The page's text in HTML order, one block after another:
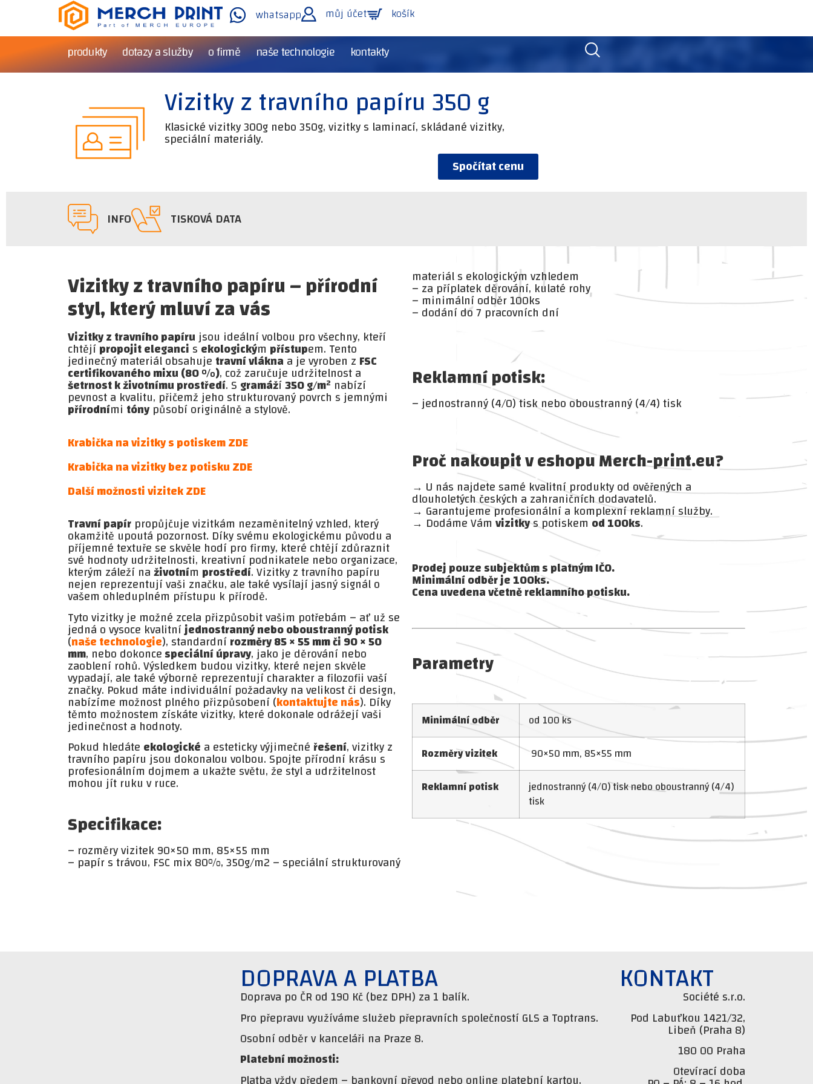
whatsapp můj účet košík
produkty dotazy a služby o firmě naše technologie kontakty
Vizitky z travního papíru 350 g
Klasické vizitky 300g nebo 350g, vizitky s laminací, skládané vizitky,
speciální materiály.
Spočítat cenu
INFO TISKOVÁ DATA
Vizitky z travního papíru – přírodní
styl, který mluví za vás
Vizitky z travního papírujsou ideální volbou pro všechny, kteří
chtějípropojit eleganci sekologickým přístupem. Tento
jedinečný materiál obsahuje travní vlákna a je vyroben z FSC
certifikovaného mixu (80 %), což zaručuje udržitelnost a
šetrnost k životnímu prostředí. S gramáží350 g/m² nabízí
pevnost a kvalitu, přičemž jeho strukturovaný povrch s jemnými
přírodními tónypůsobí originálně a stylově.
Krabička na vizitky s potiskem ZDE
Krabička na vizitky bez potisku ZDE
Další možnosti vizitek ZDE
Travní papír propůjčuje vizitkám nezaměnitelný vzhled, který
okamžitě upoutá pozornost. Díky svému ekologickému původu a
příjemné textuře se skvěle hodí pro firmy, které chtějí zdůraznit
své hodnoty udržitelnosti, kreativní podnikatele nebo organizace,
kterým záleží naživotním prostředí. Vizitky z travního papíru
nejen reprezentují vaši značku, ale také vysílají jasný signál o
vašem ohleduplném přístupu k přírodě.
Tyto vizitky je možné zcela přizpůsobit vašim potřebám – ať už se
jedná o vysoce kvalitníjednostranný nebo oboustranný potisk
(naše technologie), standardnírozměry 85 × 55 mm či 90 × 50
mm, nebo dokoncespeciální úpravy, jako je děrování nebo
zaoblení rohů. Výsledkem budou vizitky, které nejen skvěle
vypadají, ale také výborně reprezentují charakter a filozofii vaší
značky. Pokud máte individuální požadavky na velikost či design,
nabízíme možnost plného přizpůsobení (kontaktujte nás). Díky
těmto možnostem získáte vizitky, které dokonale odrážejí vaši
jedinečnost a hodnoty.
Pokud hledáte ekologické a esteticky výjimečné řešení, vizitky z
travního papíru jsou dokonalou volbou. Spojte přírodní krásu s
profesionálním dojmem a ukažte světu, že styl a udržitelnost
mohou jít ruku v ruce.
Specifikace:
– rozměry vizitek 90×50 mm, 85×55 mm
– papír s trávou, FSC mix 80%, 350g/m2 – speciální strukturovaný
materiál s ekologickým vzhledem
– za příplatek děrování, kulaté rohy
– minimální odběr 100ks
– dodání do 7 pracovních dní
Reklamní potisk:
– jednostranný (4/0) tisk nebo oboustranný (4/4) tisk
Proč nakoupit v eshopu Merch-print.eu?
→ U nás najdete samé kvalitní produkty od ověřených a
dlouholetých českých a zahraničních dodavatelů.
→ Garantujeme profesionální a komplexní reklamní služby.
→ Dodáme Vámvizitkys potiskem od 100ks.
Prodej pouze subjektům s platným IČO.
Minimální odběr je 100ks.
Cena uvedena včetně reklamního potisku.
Parametry
Minimální odběr
od 100 ks
Rozměry vizitek
90×50 mm, 85×55 mm
Reklamní potisk
jednostranný (4/0) tisk nebo oboustranný (4/4)
tisk
DOPRAVA A PLATBA
Doprava po ČR od 190 Kč (bez DPH) za 1 balík.
Pro přepravu využíváme služeb přepravních společností GLS a Toptrans.
Osobní odběr v kanceláři na Praze 8.
Platební možnosti:
KONTAKTSociété s.r.o.
Pod Labuťkou 1421/32,
Libeň (Praha 8)
180 00 Praha
Otevírací doba